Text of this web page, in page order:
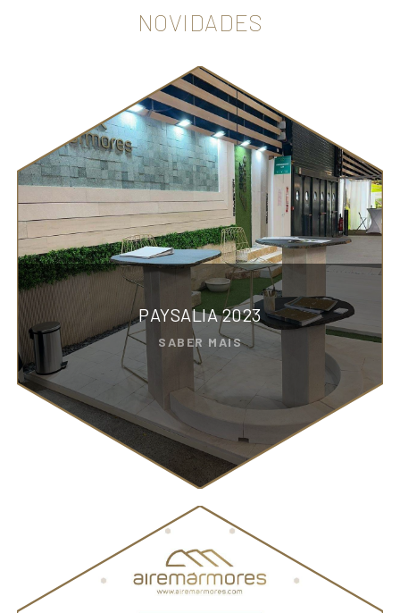
NOVIDADES
PAYSALIA 2023
SABER MAIS